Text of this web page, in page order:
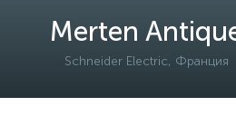
Merten
Schneider Electric, Франция